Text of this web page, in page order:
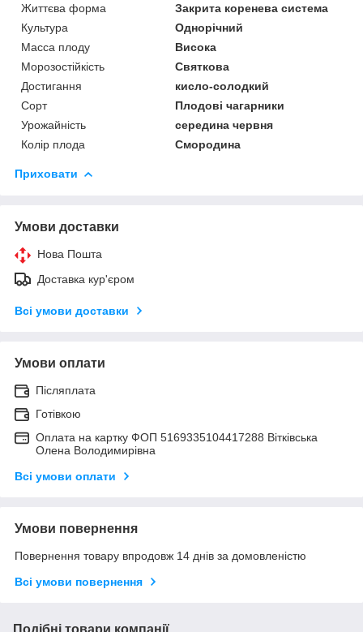
Життєва форма
Закрита коренева система
Культура
Однорічний
Масса плоду
Висока
Морозостійкість
Святкова
Достигання
кисло-солодкий
Сорт
Плодові чагарники
Урожайність
середина червня
Колір плода
Смородина
Приховати
Умови доставки
Нова Пошта
Доставка кур'єром
Всі умови доставки
Умови оплати
Післяплата
Готівкою
Оплата на картку ФОП 5169335104417288 Вітківська
Олена Володимирівна
Всі умови оплати
Умови повернення
Повернення товару впродовж 14 днів за домовленістю
Всі умови повернення
Подібні товари компанії